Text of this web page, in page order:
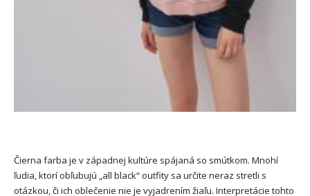
Čierna farba je v západnej kultúre spájaná so smútkom. Mnohí
ľudia, ktorí obľubujú „all black“ outfity sa určite neraz stretli s
otázkou, či ich oblečenie nie je vyjadrením žiaľu. Interpretácie tohto